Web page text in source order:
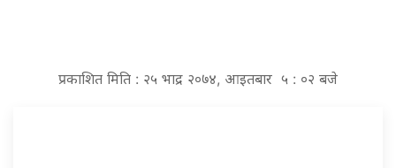
प्रकाशित मिति : २५ भाद्र २०७४, आइतबार ५ : ०२ बजे